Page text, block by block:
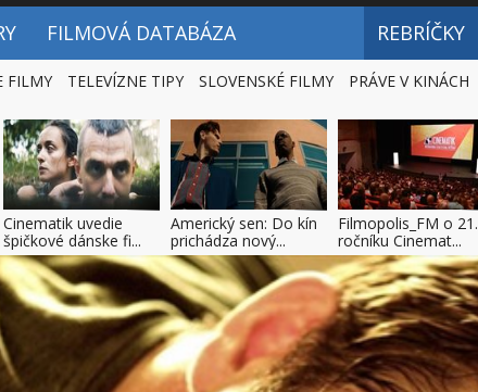
FILMOVÁ DATABÁZA REBRÍČKY
FILMY TELEVÍZNE TIPY SLOVENSKÉ FILMY PRÁVE V KINÁCH
Cinematik uvedie
špičkové dánske fi...
Americký sen: Do kín
prichádza nový...
Filmopolis_FM o 21.
ročníku Cinemat...